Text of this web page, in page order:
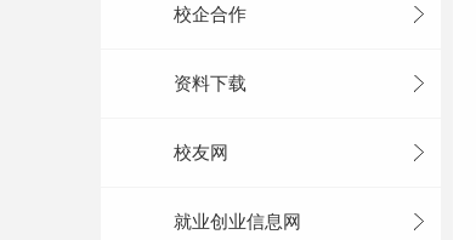
校企合作
资料下载
校友网
就业创业信息网